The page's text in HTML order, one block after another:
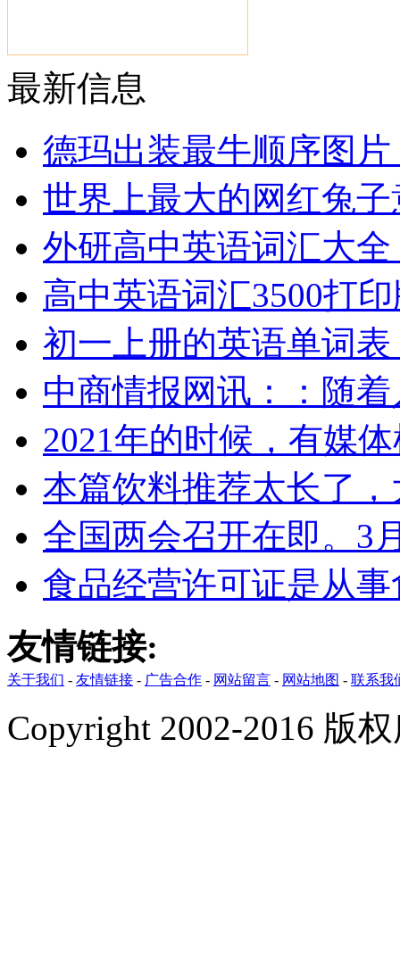
最新信息
德玛出装最牛顺序图
世界上最大的网红兔
外研高中英语词汇大
高中英语词汇3500打
初一上册的英语单词
中商情报网讯：：随
2021年的时候，有媒
本篇饮料推荐太长了
全国两会召开在即。3
食品经营许可证是从
友情链接:
关于我们 - 友情链接 - 广告合作 - 网站留言 - 网站地图 - 联系我
Copyright 2002-2016 版